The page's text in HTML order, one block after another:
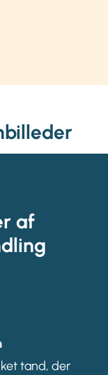
af
tand, der